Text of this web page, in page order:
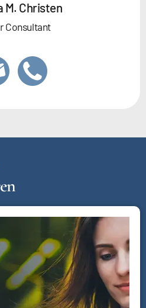
M. Christen
Consultant